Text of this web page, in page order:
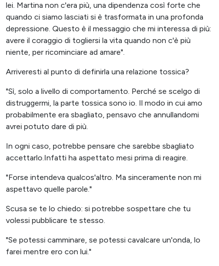
lei. Martina non c'era più, una dipendenza così forte che
quando ci siamo lasciati si è trasformata in una profonda
depressione. Questo è il messaggio che mi interessa di più:
avere il coraggio di togliersi la vita quando non c'è più
niente, per ricominciare ad amare".
Arriveresti al punto di definirla una relazione tossica?
"Sì, solo a livello di comportamento. Perché se scelgo di
distruggermi, la parte tossica sono io. Il modo in cui amo
probabilmente era sbagliato, pensavo che annullandomi
avrei potuto dare di più.
In ogni caso, potrebbe pensare che sarebbe sbagliato
accettarlo.Infatti ha aspettato mesi prima di reagire.
"Forse intendeva qualcos'altro. Ma sinceramente non mi
aspettavo quelle parole."
Scusa se te lo chiedo: si potrebbe sospettare che tu
volessi pubblicare te stesso.
"Se potessi camminare, se potessi cavalcare un'onda, lo
farei mentre ero con lui."